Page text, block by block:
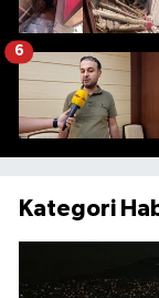
6
Kategori